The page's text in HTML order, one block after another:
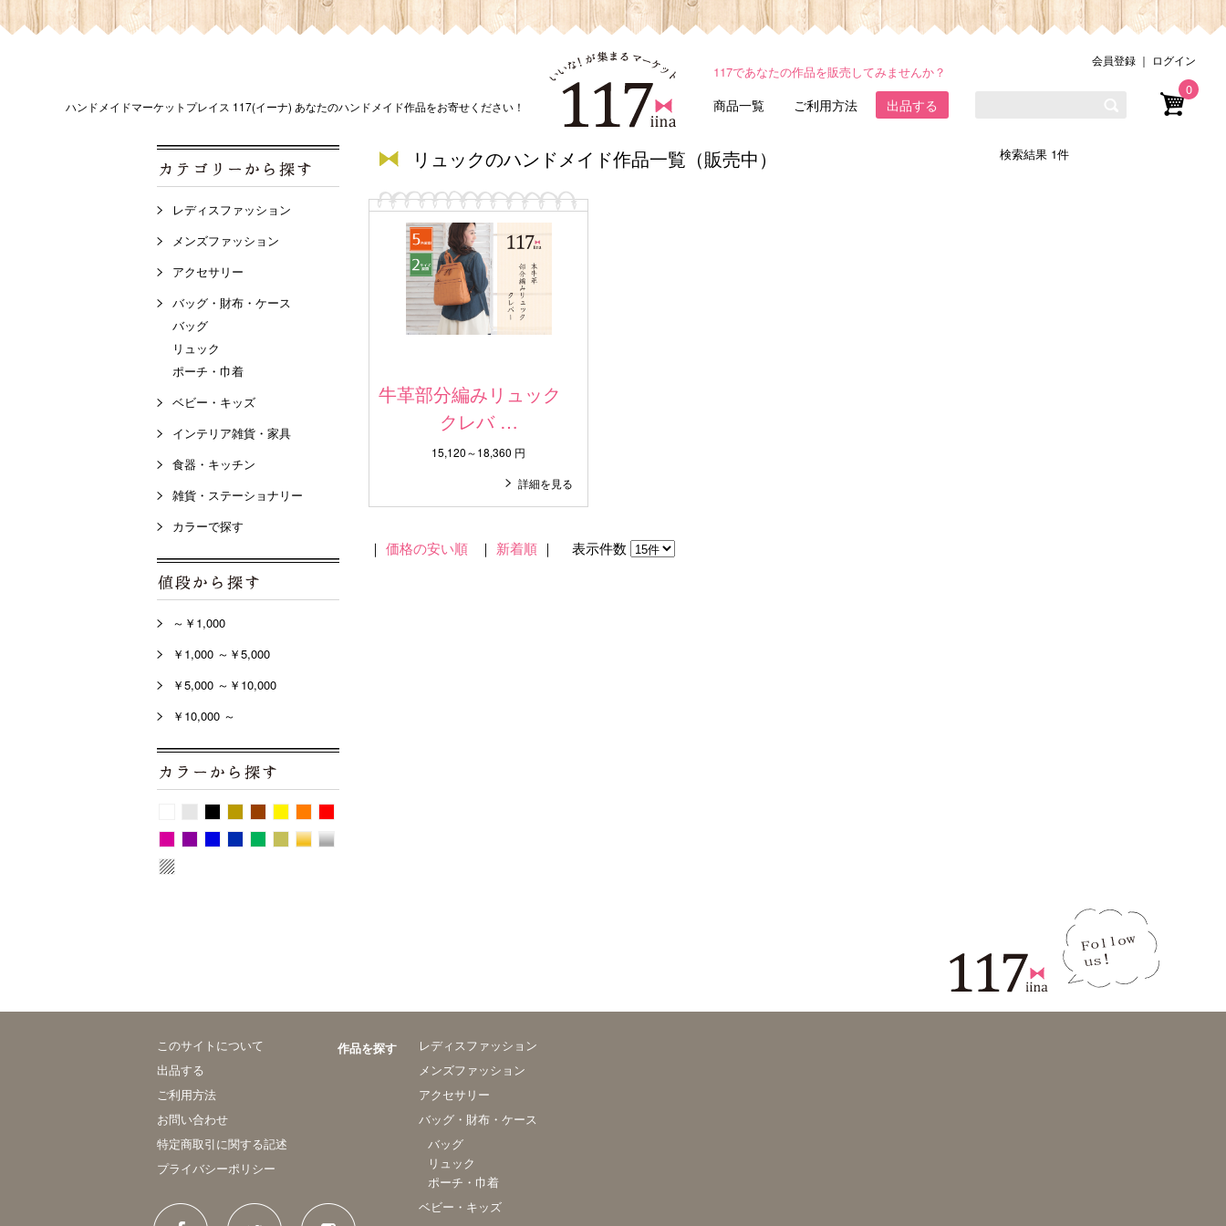
ハンドメイドマーケットプレイス 117(イーナ) あなたのハンドメイド作品をお寄せください！
117であなたの作品を販売してみませんか？
商品一覧 ご利用方法 出品する
会員登録 ｜ ログイン
0
レディスファッション
メンズファッション
アクセサリー
バッグ・財布・ケース
バッグ
リュック
ポーチ・巾着
ベビー・キッズ
インテリア雑貨・家具
食器・キッチン
雑貨・ステーショナリー
カラーで探す
～￥1,000
￥1,000 ～￥5,000
￥5,000 ～￥10,000
￥10,000 ～
リュックのハンドメイド作品一覧（販売中） 検索結果 1件
牛革部分編みリュック
クレバ …
15,120～18,360 円
詳細を見る
｜ 価格の安い順 ｜ 新着順 ｜ 表示件数
このサイトについて
出品する
ご利用方法
お問い合わせ
特定商取引に関する記述
プライバシーポリシー
作品を探す
レディスファッション
メンズファッション
アクセサリー
バッグ・財布・ケース
バッグ
リュック
ポーチ・巾着
ベビー・キッズ